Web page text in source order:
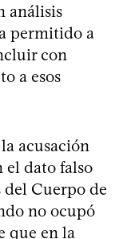
análisis
permitido a
con
a esos
acusación
el dato falso
del Cuerpo de
no ocupó
que en la